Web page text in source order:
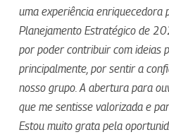
uma experiência enriquecedora
Planejamento Estratégico de
por poder contribuir com ideias
principalmente, por sentir a
nosso grupo. A abertura para
que me sentisse valorizada e
Estou muito grata pela